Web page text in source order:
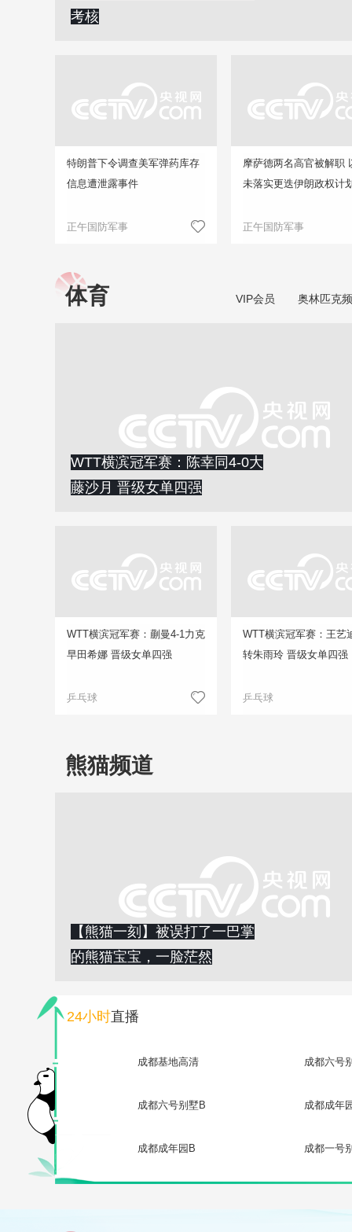
考核
特朗普下令调查美军弹药库存
信息遭泄露事件
正午国防军事
摩萨德两名高官被解职
未落实更迭伊朗政权计
正午国防军事
体育 VIP会员 奥林匹克
WTT横滨冠军赛：陈幸同4-0大
藤沙月 晋级女单四强
WTT横滨冠军赛：蒯曼4-1力克
早田希娜 晋级女单四强
乒乓球
WTT横滨冠军赛：王艺
转朱雨玲 晋级女单四强
乒乓球
熊猫频道
【熊猫一刻】被误打了一巴掌
的熊猫宝宝，一脸茫然
24小时直播
成都基地高清 成都六号
成都六号别墅B 成都成年
成都成年园B 成都一号